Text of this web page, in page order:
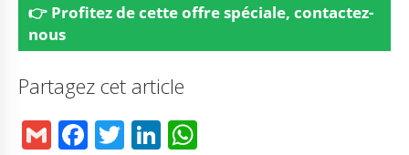
👉 Profitez de cette offre spéciale, contactez-
nous
Partagez cet article
G F T Li